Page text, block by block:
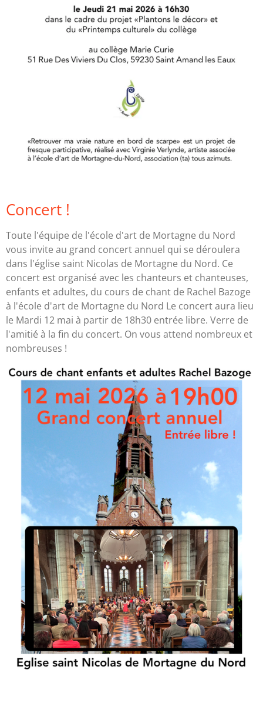
Concert !
Toute l'équipe de l'école d'art de Mortagne du Nord
vous invite au grand concert annuel qui se déroulera
dans l'église saint Nicolas de Mortagne du Nord. Ce
concert est organisé avec les chanteurs et chanteuses,
enfants et adultes, du cours de chant de Rachel Bazoge
à l'école d'art de Mortagne du Nord Le concert aura lieu
le Mardi 12 mai à partir de 18h30 entrée libre. Verre de
l'amitié à la fin du concert. On vous attend nombreux et
nombreuses !